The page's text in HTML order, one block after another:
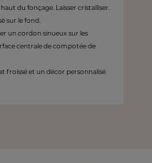
du fonçage. Laisser cristalliser.
sur le fond.
un cordon sinueux sur les
centrale de compotée de
froissé et un décor personnalisé